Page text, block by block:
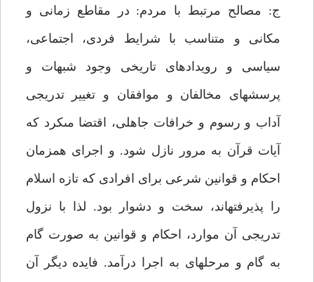
ج: مصالح مرتبط با مردم: در مقاطع زمانى و
مكانى و متناسب با شرايط فردى، اجتماعى،
سياسى و رويدادهاى تاريخى وجود شبهات و
پرسش‏هاى مخالفان و موافقان و تغيير تدريجى
آداب و رسوم و خرافات جاهلى، اقتضا مى‏كرد كه
آيات قرآن به مرور نازل شود. و اجراى همزمان
احكام و قوانين شرعى براى افرادى كه تازه اسلام
را پذيرفته‏اند، سخت و دشوار بود. لذا با نزول
تدريجى آن موارد، احكام و قوانين به صورت گام
به گام و مرحله‏اى به اجرا درآمد. فايده ديگر آن